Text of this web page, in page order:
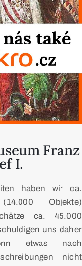
Franz
I.
haben wir ca.
Objekte)
ca. 45.000
uns daher
etwas nach
nicht